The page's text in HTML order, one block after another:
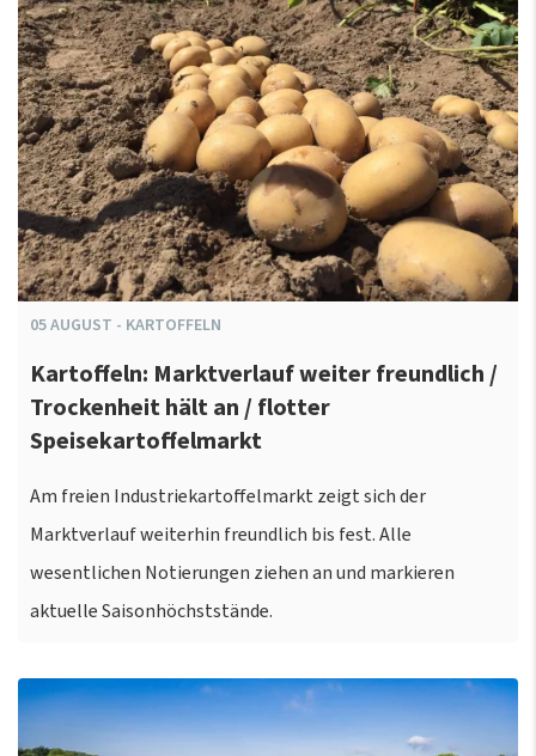
05AUGUST - KARTOFFELN
Kartoffeln: Marktverlauf weiter freundlich /
Trockenheit hält an / flotter
Speisekartoffelmarkt
Am freien Industriekartoffelmarkt zeigt sich der
Marktverlauf weiterhin freundlich bis fest. Alle
wesentlichen Notierungen ziehen an und markieren
aktuelle Saisonhöchststände.